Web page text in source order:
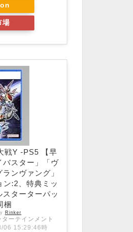
場
戦Y -PS5 【早
バスター」「ヴ
ンヴァング」
ン:2、特典ミッ
ターターパッ
梱
Rinker
ーテインメント
06 15:29:46時